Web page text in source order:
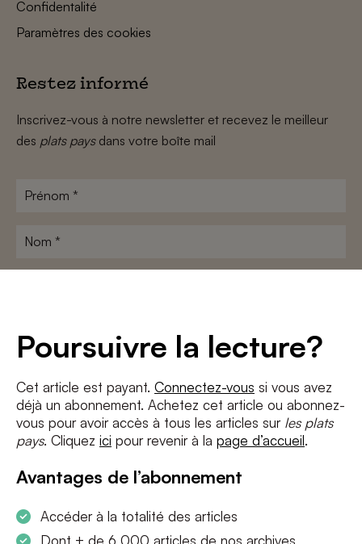
Poursuivre la lecture?
Cet article est payant. Connectez-vous si vous avez
déjà un abonnement. Achetez cet article ou abonnez-
vous pour avoir accès à tous les articles sur les plats
pays. Cliquez ici pour revenir à la page d’accueil.
Avantages de l’abonnement
Accéder à la totalité des articles
Dont + de 6 000 articles de nos archives
Confidentalité
Paramètres des cookies
Restez informé
Inscrivez-vous à notre newsletter et recevez le meilleur
des plats paysdans votre boîte mail
Prénom
Nom
J'accepte les termes et conditions etla politique de confidentialité
S'INSCRIRE